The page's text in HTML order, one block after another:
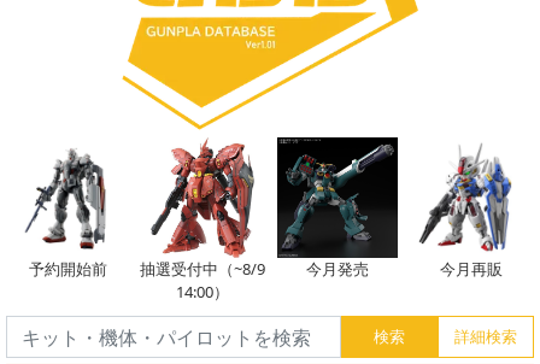
予約開始前
抽選受付中（~8/9
14:00）
今月発売 今月再販